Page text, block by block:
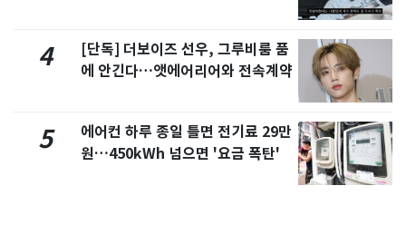
4
[단독] 더보이즈 선우, 그루비룸 품
에 안긴다…앳에어리어와 전속계약
5
에어컨 하루 종일 틀면 전기료 29만
원…450kWh 넘으면 '요금 폭탄'